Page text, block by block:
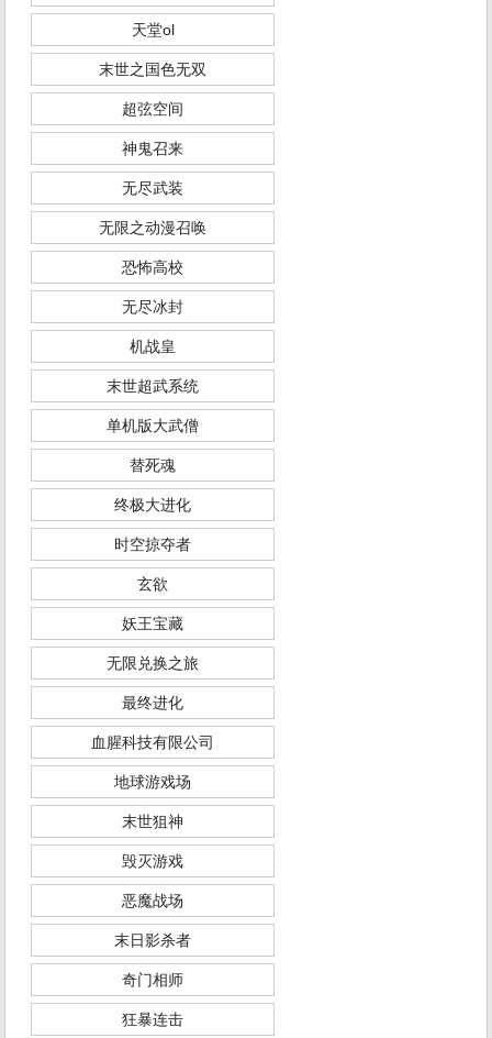
天堂ol
末世之国色无双
超弦空间
神鬼召来
无尽武装
无限之动漫召唤
恐怖高校
无尽冰封
机战皇
末世超武系统
单机版大武僧
替死魂
终极大进化
时空掠夺者
玄欲
妖王宝藏
无限兑换之旅
最终进化
血腥科技有限公司
地球游戏场
末世狙神
毁灭游戏
恶魔战场
末日影杀者
奇门相师
狂暴连击